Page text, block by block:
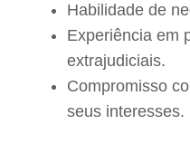
Habilidade de
Experiência em
extrajudiciais.
Compromisso
seus interesses.